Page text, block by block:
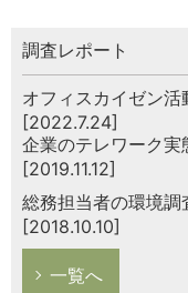
調査レポート
オフィスカイゼン
[2022.7.24]
企業のテレワーク実
[2019.11.12]
総務担当者の環境
[2018.10.10]
一覧へ